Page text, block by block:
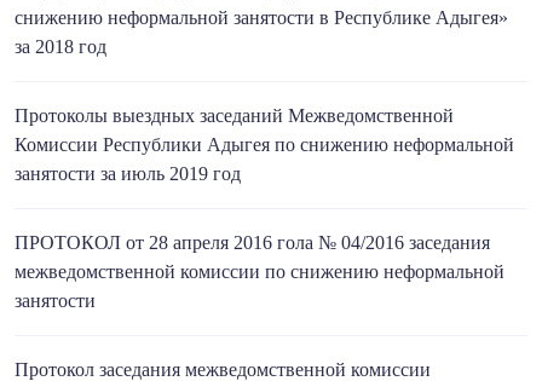
снижению неформальной занятости в Республике Адыгея»
за 2018 год
Протоколы выездных заседаний Межведомственной
Комиссии Республики Адыгея по снижению неформальной
занятости за июль 2019 год
ПРОТОКОЛ от 28 апреля 2016 гола № 04/2016 заседания
межведомственной комиссии по снижению неформальной
занятости
Протокол заседания межведомственной комиссии